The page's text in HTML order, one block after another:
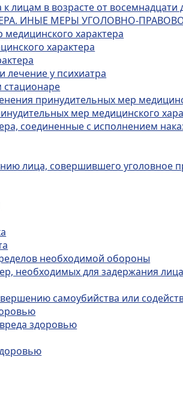
в возрасте от восемнадцати
ИНЫЕ МЕРЫ УГОЛОВНО-
характера
характера
лечение у психиатра
стационаре
принудительных мер
мер медицинского
соединенные с исполнением
лица, совершившего уголовное
необходимой обороны
необходимых для задержания
самоубийства или
здоровью